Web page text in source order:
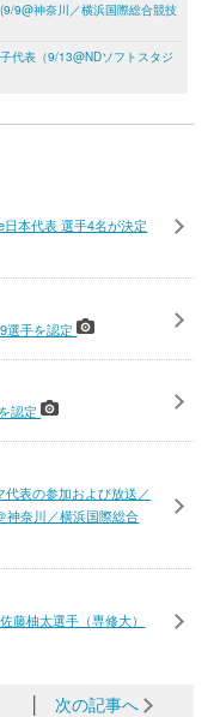
9@神奈川／横浜国際総合競技
代表（9/13@NDソフトスタジ
本代表 選手4名が決定
選手を認定
認定
表の参加および放送／
奈川／横浜国際総合
藤柚太選手（専修大）
次の記事へ